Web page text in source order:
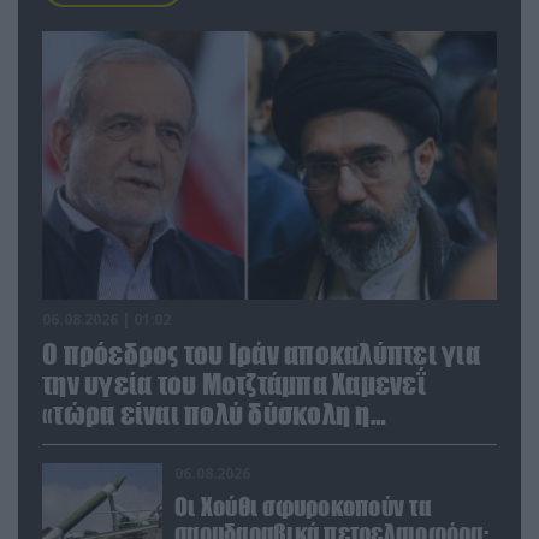
Ο πρόεδρος του Ιράν αποκαλύπτει για
την υγεία του Μοτζτάμπα Χαμενεΐ
«τώρα είναι πολύ δύσκολη η
επικοινωνία»
Οι Χούθι σφυροκοπούν τα
σαουδαραβικά πετρελαιοφόρα: